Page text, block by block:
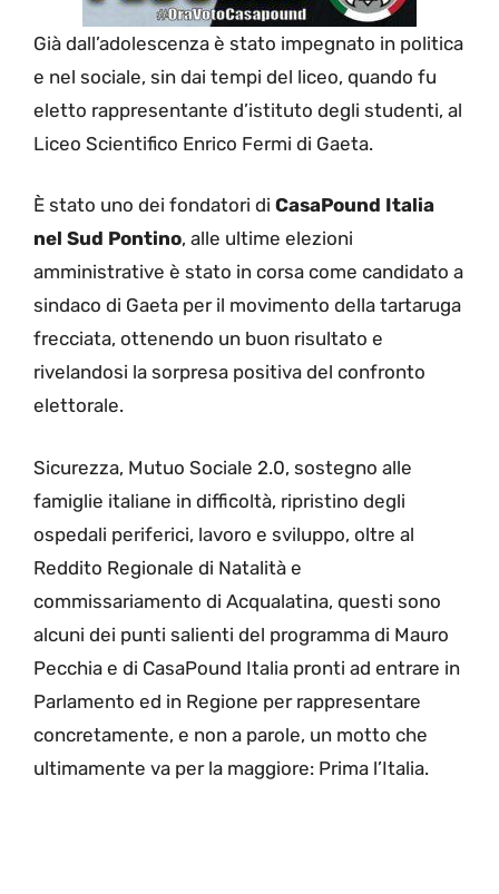
Già dall’adolescenza è stato impegnato in politica
e nel sociale, sin dai tempi del liceo, quando fu
eletto rappresentante d’istituto degli studenti, al
Liceo Scientifico Enrico Fermi di Gaeta.
È stato uno dei fondatori di CasaPound Italia
nel Sud Pontino, alle ultime elezioni
amministrative è stato in corsa come candidato a
sindaco di Gaeta per il movimento della tartaruga
frecciata, ottenendo un buon risultato e
rivelandosi la sorpresa positiva del confronto
elettorale.
Sicurezza, Mutuo Sociale 2.0, sostegno alle
famiglie italiane in difficoltà, ripristino degli
ospedali periferici, lavoro e sviluppo, oltre al
Reddito Regionale di Natalità e
commissariamento di Acqualatina, questi sono
alcuni dei punti salienti del programma di Mauro
Pecchia e di CasaPound Italia pronti ad entrare in
Parlamento ed in Regione per rappresentare
concretamente, e non a parole, un motto che
ultimamente va per la maggiore: Prima l’Italia.